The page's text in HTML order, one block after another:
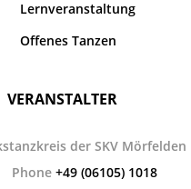
Lernveranstaltung
Offenes Tanzen
VERANSTALTER
der SKV Mörfelden
Phone +49 (06105) 1018